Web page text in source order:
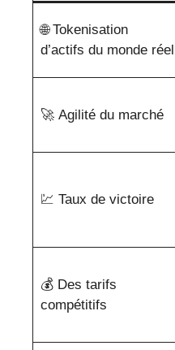
🌐 Tokenisation
d’actifs du monde réel
🚀 Agilité du marché
💹 Taux de victoire
💰 Des tarifs
compétitifs